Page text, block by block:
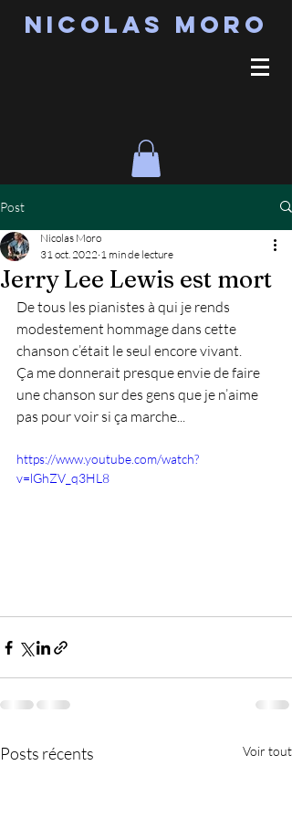
Nicolas MORO
Post
Jerry Lee Lewis est mort
Nicolas Moro
31 oct. 2022 1 min de lecture
De tous les pianistes à qui je rends
modestement hommage dans cette
chanson c’était le seul encore vivant.
Ça me donnerait presque envie de faire
une chanson sur des gens que je n’aime
pas pour voir si ça marche...
https://www.youtube.com/watch?
v=lGhZV_q3HL8
Posts récents Voir tout